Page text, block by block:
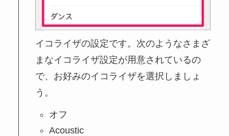
イコライザの設定です。次のようなさまざ
まなイコライザ設定が用意されているの
で、お好みのイコライザを選択しましょ
う。
オフ
Acoustic